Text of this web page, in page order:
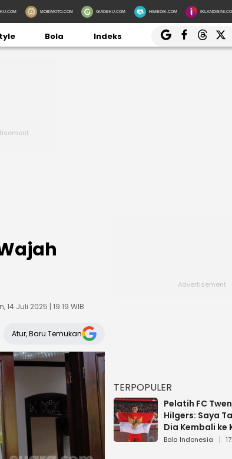
MOBIMOTO.COM GUIDEKU.COM HIMEDIK.COM
Bola Indeks
14 Juli 2025 | 19:19 WIB
Atur, Baru Temukan
TERPOPULER
Pelatih FC
Hilgers: Saya
Dia Kembali ke
Bola Indonesia